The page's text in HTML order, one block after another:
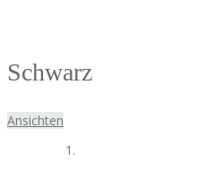
Schwarz
Ansichten